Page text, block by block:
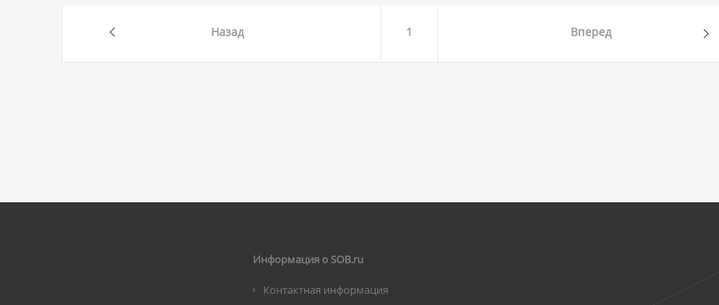
Назад 1 Вперед
Информация о SOB.ru
Контактная информация